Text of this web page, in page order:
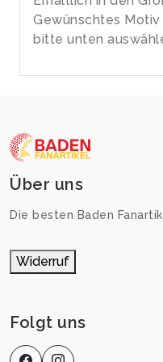
Gewünschtes
bitte unten
Über uns
Die besten Baden
Widerruf
Folgt uns